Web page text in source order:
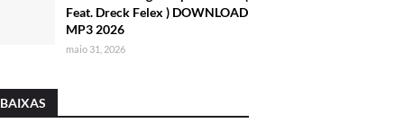
Feat. Dreck Felex ) DOWNLOAD
MP3 2026
maio 31, 2026